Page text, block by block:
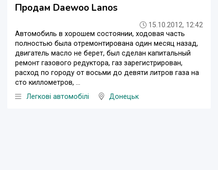
Продам Daewoo Lanos
15.10.2012, 12:42
Автомобиль в хорошем состоянии, ходовая часть
полностью была отремонтирована один месяц назад,
двигатель масло не берет, был сделан капитальный
ремонт газового редуктора, газ зарегистрирован,
расход по городу от восьми до девяти литров газа на
сто киллометров, ...
Легкові автомобілі
Донецьк